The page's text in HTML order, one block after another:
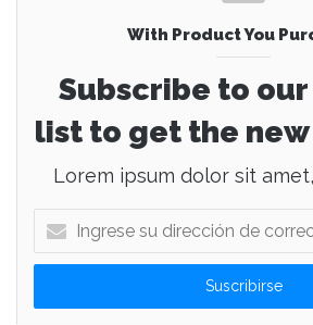
With Product You
Subscribe to
list to get the
Lorem ipsum dolor sit
g
e